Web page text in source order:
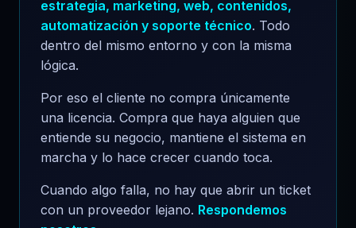
estrategia, marketing, web, contenidos,
automatización y soporte técnico. Todo
dentro del mismo entorno y con la misma
lógica.
Por eso el cliente no compra únicamente
una licencia. Compra que haya alguien que
entiende su negocio, mantiene el sistema en
marcha y lo hace crecer cuando toca.
Cuando algo falla, no hay que abrir un ticket
con un proveedor lejano. Respondemos